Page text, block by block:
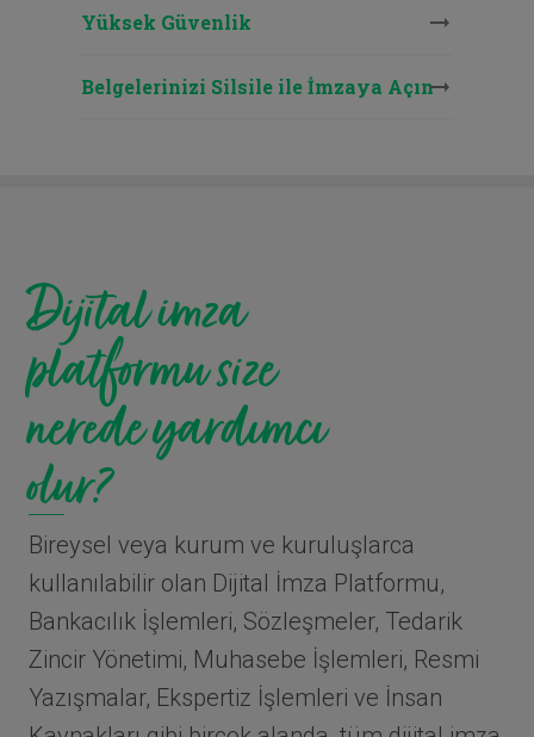
Yüksek Güvenlik
Belgelerinizi Silsile ile İmzaya Açın
Dijital imza
platformu size
nerede yardımcı
olur?
Bireysel veya kurum ve kuruluşlarca
kullanılabilir olan Dijital İmza Platformu,
Bankacılık İşlemleri, Sözleşmeler, Tedarik
Zincir Yönetimi, Muhasebe İşlemleri, Resmi
Yazışmalar, Ekspertiz İşlemleri ve İnsan